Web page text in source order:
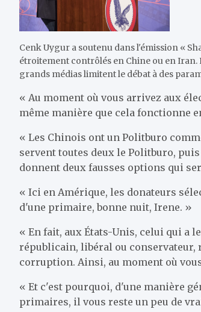
Cenk Uygur a soutenu dans l'émission «
étroitement contrôlés en Chine ou en Iran.
grands médias limitent le débat à des
« Au moment où vous arrivez aux
même manière que cela fonctionne
« Les Chinois ont un Politburo
servent toutes deux le Politburo,
donnent deux fausses options qui
« Ici en Amérique, les donateurs
d'une primaire, bonne nuit, Irene. »
« En fait, aux États-Unis, celui qui a
républicain, libéral ou conservateur,
corruption. Ainsi, au moment où
« Et c'est pourquoi, d'une manière
primaires, il vous reste un peu de